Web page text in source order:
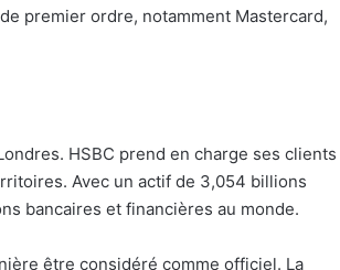
premier ordre, notamment Mastercard,
HSBC prend en charge ses clients
Avec un actif de 3,054 billions
bancaires et financières au monde.
être considéré comme officiel. La